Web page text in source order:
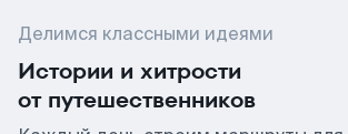
Делимся классными идеями
Истории и хитрости
от путешественников